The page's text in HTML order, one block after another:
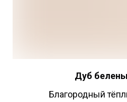
Дуб
Благородный